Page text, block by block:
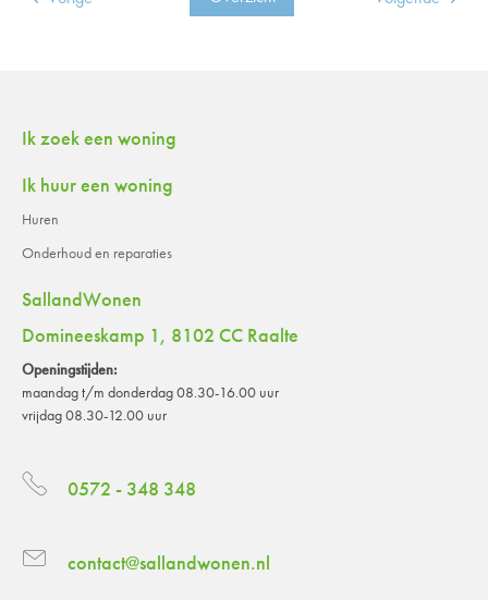
Contactinformatie
Ik zoek een woning
Ik huur een woning
Huren
Onderhoud en reparaties
SallandWonen
Domineeskamp 1, 8102 CC Raalte
Openingstijden:
maandag t/m donderdag 08.30-16.00 uur
vrijdag 08.30-12.00 uur
0572 - 348 348
contact@sallandwonen.nl